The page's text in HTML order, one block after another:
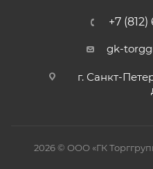
+7
gk-
г. Санкт-
2026 © ООО «ГК